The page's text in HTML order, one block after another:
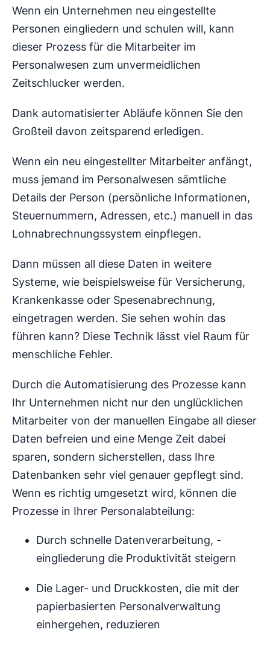
Wenn ein Unternehmen neu eingestellte
Personen eingliedern und schulen will, kann
dieser Prozess für die Mitarbeiter im
Personalwesen zum unvermeidlichen
Zeitschlucker werden.
Dank automatisierter Abläufe können Sie den
Großteil davon zeitsparend erledigen.
Wenn ein neu eingestellter Mitarbeiter anfängt,
muss jemand im Personalwesen sämtliche
Details der Person (persönliche Informationen,
Steuernummern, Adressen, etc.) manuell in das
Lohnabrechnungssystem einpflegen.
Dann müssen all diese Daten in weitere
Systeme, wie beispielsweise für Versicherung,
Krankenkasse oder Spesenabrechnung,
eingetragen werden. Sie sehen wohin das
führen kann? Diese Technik lässt viel Raum für
menschliche Fehler.
Durch die Automatisierung des Prozesse kann
Ihr Unternehmen nicht nur den unglücklichen
Mitarbeiter von der manuellen Eingabe all dieser
Daten befreien und eine Menge Zeit dabei
sparen, sondern sicherstellen, dass Ihre
Datenbanken sehr viel genauer gepflegt sind.
Wenn es richtig umgesetzt wird, können die
Prozesse in Ihrer Personalabteilung:
Durch schnelle Datenverarbeitung, -
eingliederung die Produktivität steigern
Die Lager- und Druckkosten, die mit der
papierbasierten Personalverwaltung
einhergehen, reduzieren